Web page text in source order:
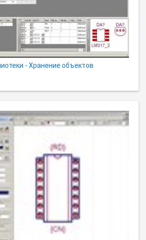
- Хранение объектов